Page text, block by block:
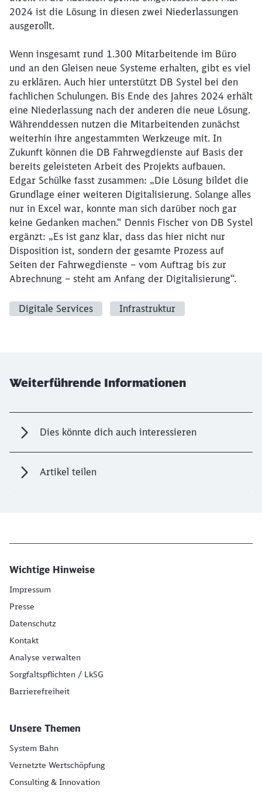
2024 ist die Lösung in diesen zwei Niederlassungen
ausgerollt.
Wenn insgesamt rund 1.300 Mitarbeitende im Büro
und an den Gleisen neue Systeme erhalten, gibt es viel
zu erklären. Auch hier unterstützt DB Systel bei den
fachlichen Schulungen. Bis Ende des Jahres 2024 erhält
eine Niederlassung nach der anderen die neue Lösung.
Währenddessen nutzen die Mitarbeitenden zunächst
weiterhin ihre angestammten Werkzeuge mit. In
Zukunft können die DB Fahrwegdienste auf Basis der
bereits geleisteten Arbeit des Projekts aufbauen.
Edgar Schülke fasst zusammen: „Die Lösung bildet die
Grundlage einer weiteren Digitalisierung. Solange alles
nur in Excel war, konnte man sich darüber noch gar
keine Gedanken machen.“ Dennis Fischer von DB Systel
ergänzt: „Es ist ganz klar, dass das hier nicht nur
Disposition ist, sondern der gesamte Prozess auf
Seiten der Fahrwegdienste – vom Auftrag bis zur
Abrechnung – steht am Anfang der Digitalisierung“.
Digitale Services Infrastruktur
Weiterführende Informationen
Dies könnte dich auch interessieren
Artikel teilen
Wichtige Hinweise
Impressum
Presse
Datenschutz
Kontakt
Analyse verwalten
Sorgfaltspflichten / LkSG
Barrierefreiheit
Unsere Themen
System Bahn
Vernetzte Wertschöpfung
Consulting & Innovation